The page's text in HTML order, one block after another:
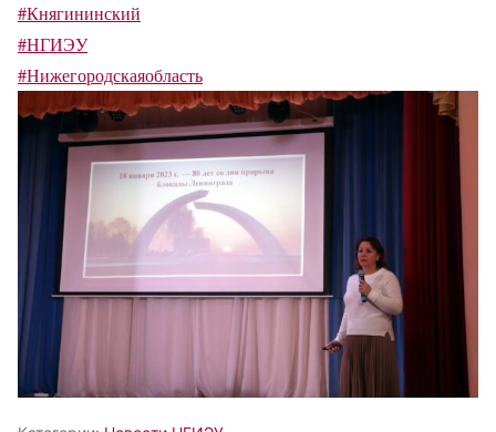
#Княгининский
#НГИЭУ
#Нижегородскаяобласть